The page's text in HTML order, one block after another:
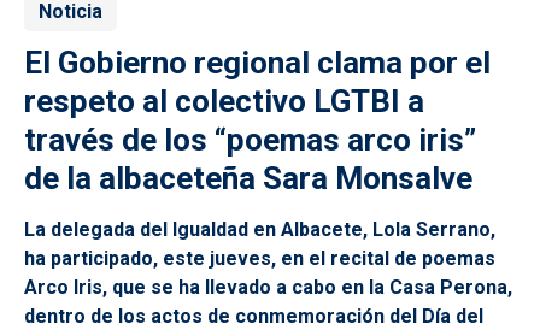
Noticia
El Gobierno regional clama por el
respeto al colectivo LGTBI a
través de los “poemas arco iris”
de la albaceteña Sara Monsalve
La delegada del Igualdad en Albacete, Lola Serrano,
ha participado, este jueves, en el recital de poemas
Arco Iris, que se ha llevado a cabo en la Casa Perona,
dentro de los actos de conmemoración del Día del